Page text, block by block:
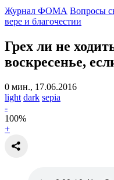
Журнал ФОМА Вопросы
вере и благочестии
Грех ли не
воскресенье,
0 мин., 17.06.2016
light dark sepia
-
100%
+